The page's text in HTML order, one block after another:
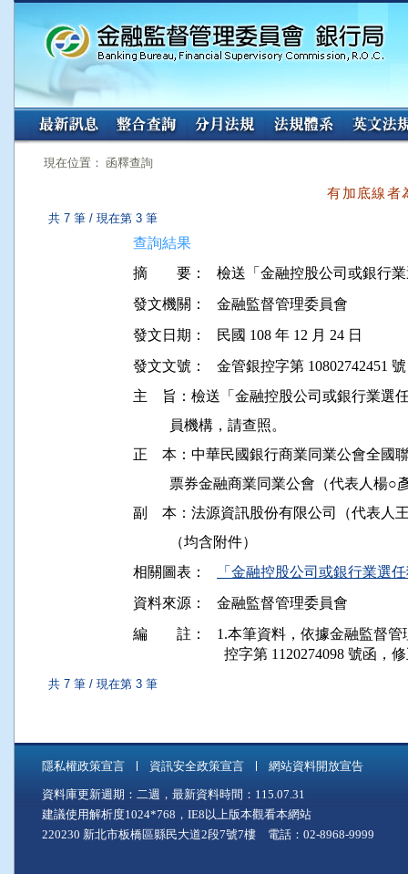
:::
現在位置： 函釋查詢
有加底線者
共 7 筆 / 現在第 3 筆
查詢結果
摘 要：
發文機關：
金融監督管理委員會
發文日期：
民國 108 年 12 月 24 日
發文文號：
金管銀控字第 10802742451
主    旨：檢送「金融控股公司或銀行業選
          員機構，請查照。
正    本：中華民國銀行商業同業公會全國
票券金融商業同業公會（代表人楊○
副    本：法源資訊股份有限公司（代表人
相關圖表：
「金融控股公司或銀行業選
資料來源：
金融監督管理委員會
編 註：
1.本筆資料，依據金融監督管
控字第 1120274098 號函，
共 7 筆 / 現在第 3 筆
隱私權政策宣言 資訊安全政策宣言 網站資料開放宣告
資料庫更新週期：二週，最新資料時間：115.07.31
建議使用解析度1024*768，IE8以上版本觀看本網站
220230 新北市板橋區縣民大道2段7號7樓 電話：02-8968-9999